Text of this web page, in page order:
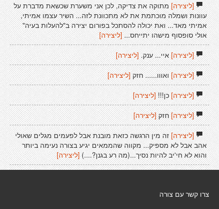
[ליצירה]מתוקה את צדיקה, לכן אני משערת שכשאת מדברת על
עוונות ושמלה מוכתמת את לא מתכוונת לזה... השיר עצמו אמיתי,
אמיתי מאד... ואת יכולה להסתכל בפורום יצירה ב"להעלות בעיה"
אולי סופסוף מישהו יתייחס... [ליצירה]
[ליצירה]איי... ענק. [ליצירה]
[ליצירה]ואווו...... חזק [ליצירה]
[ליצירה]כן!!![ליצירה]
[ליצירה]חזק[ליצירה]
[ליצירה]זה מין הרגשה כזאת מובנת אבל לפעמים מגלים שאולי
אהב אבל לא מספיק... מקווה שהממאים יגיע בצורה נעימה ביותר
והוא לא חי'יב להיות נסיך...(מה רע בגנן?....) [ליצירה]
צרו קשר עם צורה